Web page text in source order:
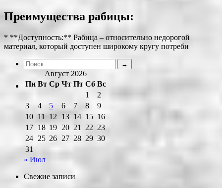
Преимущества рабицы:
* **Доступность:** Рабица – относительно недорогой
материал, который доступен широкому кругу потреби
Август 2026
Пн Вт Ср Чт Пт Сб Вс
1
2
3
4 5 6 7 8
9
10 11 12 13 14 15 16
17 18 19 20 21 22 23
24 25 26 27 28 29 30
31
« Июл
Свежие записи